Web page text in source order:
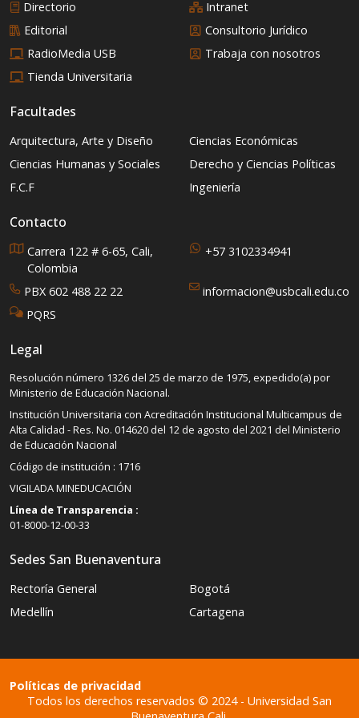
Directorio
Intranet
Editorial
Consultorio Jurídico
RadioMedia USB
Trabaja con nosotros
Tienda Universitaria
Facultades
Arquitectura, Arte y Diseño
Ciencias Económicas
Ciencias Humanas y Sociales
Derecho y Ciencias Políticas
F.C.F
Ingeniería
Contacto
Carrera 122 # 6-65, Cali,
Colombia
+57 3102334941
PBX 602 488 22 22
informacion@usbcali.edu.co
PQRS
Legal
Resolución número 1326 del 25 de marzo de 1975, expedido(a) por
Ministerio de Educación Nacional.
Institución Universitaria con Acreditación Institucional Multicampus de
Alta Calidad - Res. No. 014620 del 12 de agosto del 2021 del Ministerio
de Educación Nacional
Código de institución : 1716
VIGILADA MINEDUCACIÓN
Línea de Transparencia :
01-8000-12-00-33
Sedes San Buenaventura
Rectoría General
Bogotá
Medellín
Cartagena
Todos los derechos reservados © 2024 - Universidad San
Políticas de privacidad